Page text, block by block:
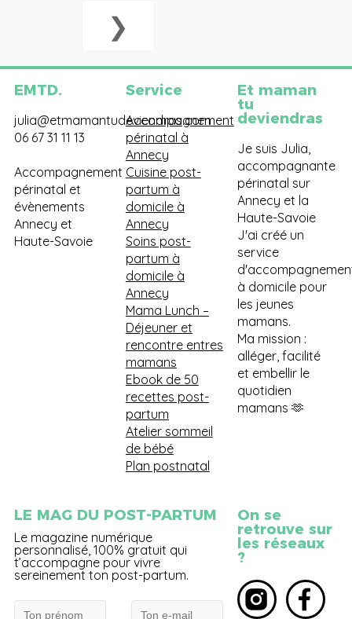
❯
EMTD.
julia@etmamantudeviendras.com
06 67 31 11 13
Accompagnement
périnatal et
évènements
Annecy et
Haute-Savoie
Service
Accompagnement
périnatal à
Annecy
Cuisine post-
partum à
domicile à
Annecy
Soins post-
partum à
domicile à
Annecy
Mama Lunch –
Déjeuner et
rencontre entres
mamans
Ebook de 50
recettes post-
partum
Atelier sommeil
de bébé
Plan postnatal
Et maman
tu
deviendras
Je suis Julia,
accompagnante
périnatal sur
Annecy et la
Haute-Savoie
J'ai créé un
service
à domicile pour
les jeunes
mamans.
Ma mission :
alléger, facilité
et embellir le
quotidien
mamans 🫶
LE MAG DU POST-PARTUM
Le magazine numérique
personnalisé, 100% gratuit qui
t’accompagne pour vivre
sereinement ton post-partum.
On se
retrouve sur
les réseaux
?